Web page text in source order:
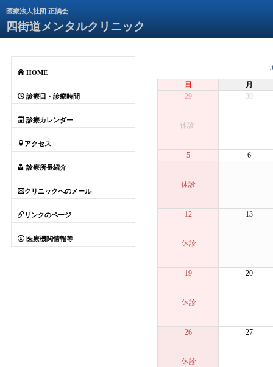
医療法人社団 正鵠会
四街道メンタルクリニック
日
月
29
30
休診
5 6
休診
12 13
休診
19 20
休診
26 27
休診
HOME
診療日・診療時間
診療カレンダー
アクセス
診療所長紹介
クリニックへのメール
リンクのページ
医療機関情報等